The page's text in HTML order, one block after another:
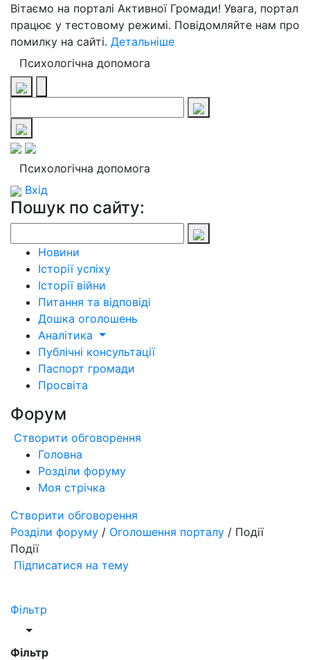
Вітаємо на порталі Активної Громади! Увага, портал
працює у тестовому режимі. Повідомляйте нам про
помилку на сайті. Детальніше
Психологічна допомога
Психологічна допомога
Вхід
Пошук по сайту:
Новини
Історії успіху
Історії війни
Питання та відповіді
Дошка оголошень
Аналітика
Публічні консультації
Паспорт громади
Просвіта
Форум
Створити обговорення
Головна
Розділи форуму
Моя стрічка
Створити обговорення
Розділи форуму / Оголошення порталу / Події
Події
Підписатися на тему
Фільтр
Фільтр